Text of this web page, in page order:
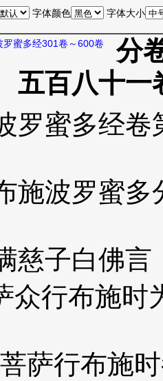
字体颜色 字体大小
罗蜜多经301卷～600卷
分
五百八十一
蜜多经卷
波罗蜜多
子白佛言
众行布施时
萨行布施时